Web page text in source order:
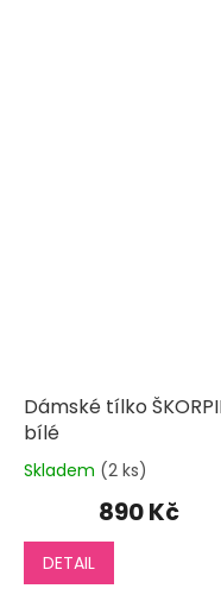
Dámské tílko
bílé
Průměrné
je
5,0
z
Skladem (2 ks)
890 Kč
DETAIL